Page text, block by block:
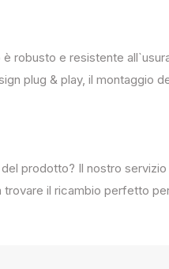
robusto e resistente
plug & play, il
prodotto? Il nostro
il ricambio perfetto